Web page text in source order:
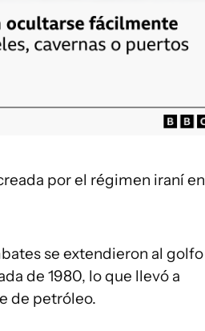
por el régimen iraní en
se extendieron al golfo
de 1980, lo que llevó a
de petróleo.